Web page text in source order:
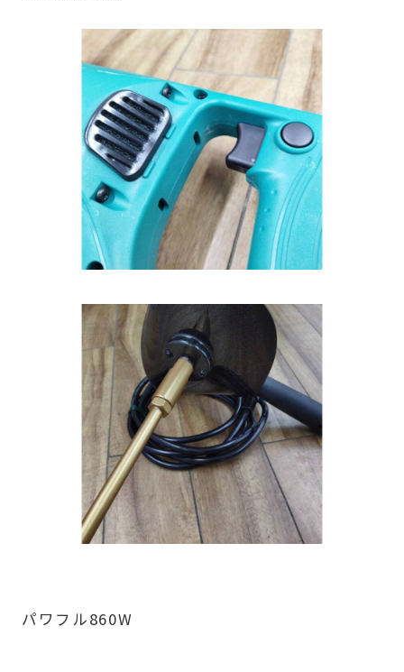
パワフル860W